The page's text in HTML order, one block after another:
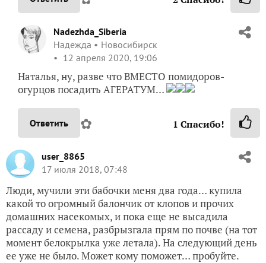
Nadezhda_Siberia
Надежда
Новосибирск
12 апреля 2020, 19:06
Наталья, ну, разве что ВМЕСТО помидоров-
огурцов посадить АГЕРАТУМ…
Ответить ✿ 1 Спасибо!
user_8865
17 июля 2018, 07:48
Люди, мучили эти бабочки меня два года… купила
какой то огромный балончик от клопов и прочих
домашних насекомых, и пока еще не высадила
рассаду и семена, разбрызгала прям по почве (на тот
момент белокрылка уже летала). На следующий день
ее уже не было. Может кому поможет… пробуйте.